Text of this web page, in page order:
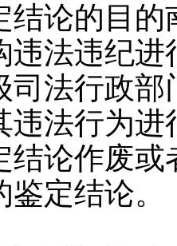
结论的目的
违法违纪进
司法行政
违法行为进
结论作废或
定结论。